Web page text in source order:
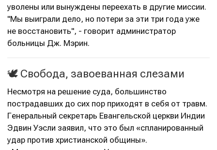
уволены или вынуждены переехать в другие миссии.
"Мы выиграли дело, но потери за эти три года уже
не восстановить", - говорит администратор
больницы Дж. Мэрин.
🕊️ Свобода, завоеванная слезами
Несмотря на решение суда, большинство
пострадавших до сих пор приходят в себя от травм.
Генеральный секретарь Евангельской церкви Индии
Эдвин Уэсли заявил, что это был «спланированный
удар против христианской общины».